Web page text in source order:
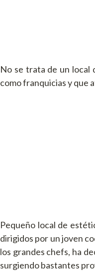
No se trata de un local
como franquicias y que
Pequeño local de
dirigidos por un joven
los grandes chefs, ha
surgiendo bastantes